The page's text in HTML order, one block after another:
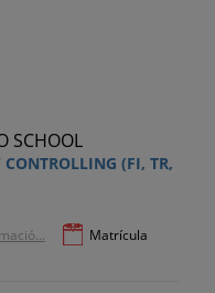
(FI, TR,
Matrícula